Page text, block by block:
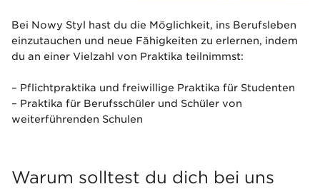
Bei Nowy Styl hast du die Möglichkeit, ins Berufsleben
einzutauchen und neue Fähigkeiten zu erlernen, indem
du an einer Vielzahl von Praktika teilnimmst:
– Pflichtpraktika und freiwillige Praktika für Studenten
– Praktika für Berufsschüler und Schüler von
weiterführenden Schulen
Warum solltest du dich bei uns